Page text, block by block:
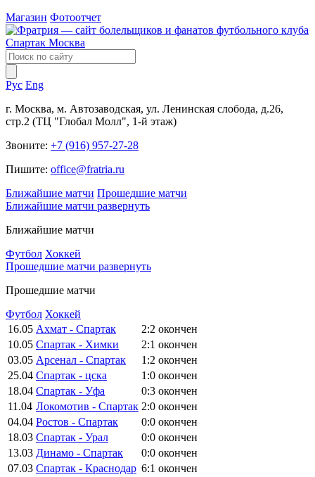
Магазин Фотоотчет
Рус Eng
г. Москва, м. Автозаводская, ул. Ленинская слобода, д.26,
стр.2 (ТЦ "Глобал Молл", 1-й этаж)
Звоните: +7 (916) 957-27-28
Пишите: office@fratria.ru
Ближайшие матчи Прошедшие матчи
Ближайшие матчи развернуть
Ближайшие матчи
Футбол Хоккей
Прошедшие матчи развернуть
Прошедшие матчи
Футбол Хоккей
16.05 Ахмат - Спартак 2:2 окончен
10.05 Спартак - Химки 2:1 окончен
03.05 Арсенал - Спартак 1:2 окончен
25.04 Спартак - цска 1:0 окончен
18.04 Спартак - Уфа 0:3 окончен
11.04 Локомотив - Спартак 2:0 окончен
04.04 Ростов - Спартак 0:0 окончен
18.03 Спартак - Урал 0:0 окончен
13.03 Динамо - Спартак 0:0 окончен
07.03 Спартак - Краснодар 6:1 окончен